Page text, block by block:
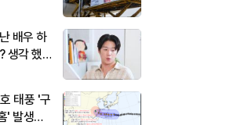
배우 하
생각 했
태풍 '구
' 발생…